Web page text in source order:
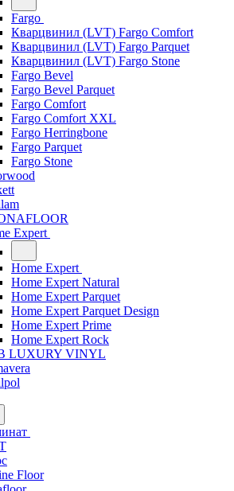
Fargo
Кварцвинил (LVT) Fargo Comfort
Кварцвинил (LVT) Fargo Parquet
Кварцвинил (LVT) Fargo Stone
Fargo Bevel
Fargo Bevel Parquet
Fargo Comfort
Fargo Comfort XXL
Fargo Herringbone
Fargo Parquet
Fargo Stone
Expert
Home Expert
Home Expert Natural
Home Expert Parquet
Home Expert Parquet Design
Home Expert Prime
Home Expert Rock
LUXURY VINYL
Floor